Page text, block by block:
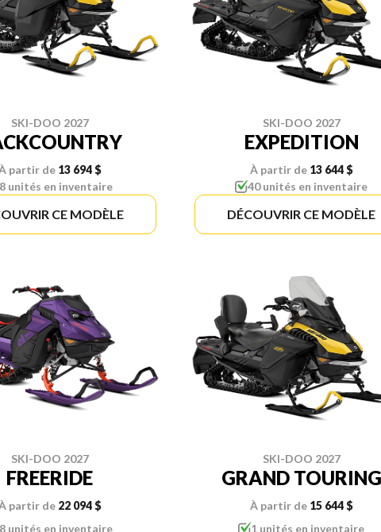
SKI-DOO 2027
partir de 13 694 $
8 unités en inventaire
CE MODÈLE
SKI-DOO 2027
EXPEDITION
À partir de 13 644 $
40 unités en inventaire
DÉCOUVRIR CE MODÈLE
SKI-DOO 2027
FREERIDE
partir de 22 094 $
8 unités en inventaire
SKI-DOO 2027
GRAND TOURING
À partir de 15 644 $
1 unités en inventaire